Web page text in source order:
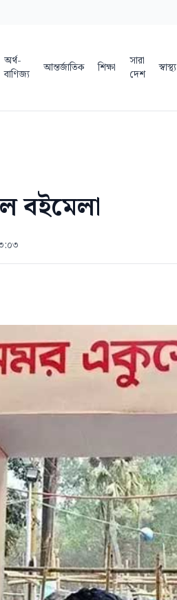
অর্থ-
বাণিজ্য
আন্তর্জাতিক শিক্ষা
সারা
দেশ
স্বাস্থ্য
বইমেলা